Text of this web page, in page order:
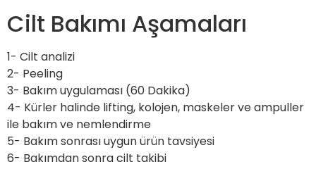
Cilt Bakımı Aşamaları
1- Cilt analizi
2- Peeling
3- Bakım uygulaması (60 Dakika)
4- Kürler halinde lifting, kolojen, maskeler ve ampuller
ile bakım ve nemlendirme
5- Bakım sonrası uygun ürün tavsiyesi
6- Bakımdan sonra cilt takibi